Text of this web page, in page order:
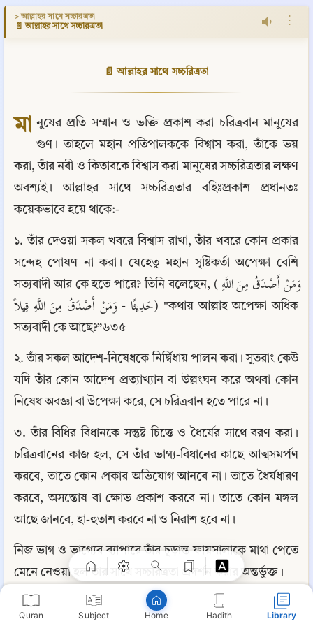
Quran Subject Home Hadith Library
> আল্লাহর সাথে সচ্চরিত্রতা
📄 আল্লাহর সাথে সচ্চরিত্রতা ⋮
📄 আল্লাহর সাথে সচ্চরিত্রতা
মা নুষের প্রতি সম্মান ও ভক্তি প্রকাশ করা চরিত্রবান মানুষের
গুণ। তাহলে মহান প্রতিপালককে বিশ্বাস করা, তাঁকে ভয়
করা, তাঁর নবী ও কিতাবকে বিশ্বাস করা মানুষের সচ্চরিত্রতার লক্ষণ
অবশ্যই। আল্লাহর সাথে সচ্চরিত্রতার বহিঃপ্রকাশ প্রধানতঃ
কয়েকভাবে হয়ে থাকে:-
১. তাঁর দেওয়া সকল খবরে বিশ্বাস রাখা, তাঁর খবরে কোন প্রকার
সন্দেহ পোষণ না করা। যেহেতু মহান সৃষ্টিকর্তা অপেক্ষা বেশি
সত্যবাদী আর কে হতে পারে? তিনি বলেছেন, (وَمَنْ أَصْدَقُ مِنَ اللَّهِ
حَدِيثًا - وَمَنْ أَصْدَقُ مِنَ اللَّهِ قِيلاً) "কথায় আল্লাহ অপেক্ষা অধিক
সত্যবাদী কে আছে?”৬৩৫
২. তাঁর সকল আদেশ-নিষেধকে নির্দ্বিধায় পালন করা। সুতরাং কেউ
যদি তাঁর কোন আদেশ প্রত্যাখ্যান বা উল্লংঘন করে অথবা কোন
নিষেধ অবজ্ঞা বা উপেক্ষা করে, সে চরিত্রবান হতে পারে না।
৩. তাঁর বিধির বিধানকে সন্তুষ্ট চিত্তে ও ধৈর্যের সাথে বরণ করা।
চরিত্রবানের কাজ হল, সে তাঁর ভাগ্য-বিধানের কাছে আত্মসমর্পণ
করবে, তাতে কোন প্রকার অভিযোগ আনবে না। তাতে ধৈর্যধারণ
করবে, অসন্তোষ বা ক্ষোভ প্রকাশ করবে না। তাতে কোন মঙ্গল
আছে জানবে, হা-হুতাশ করবে না ও নিরাশ হবে না।
নিজ ভাগ ও ভাগ্যের ব্যাপারে তাঁর চূড়ান্ত ফায়সালাকে মাথা পেতে
মেনে নেওয়া হল তাঁর সাথে সচ্চরিত্রতা প্রদর্শন করার অন্তর্ভুক্ত।
নিশ্চয় সে চরিত্রবান নয়, যে মহান প্রতিপালকের অবাধ্যাচরণে
Copy